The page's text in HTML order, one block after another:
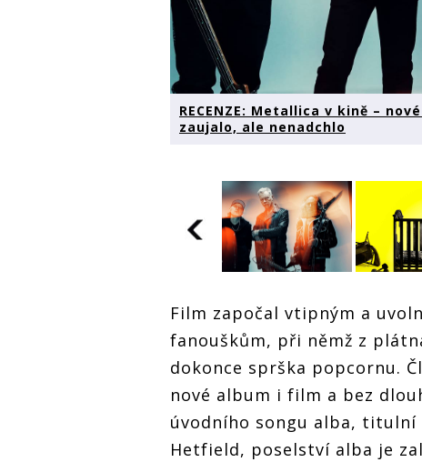
RECENZE: Metallica v kině –
zaujalo, ale nenadchlo
RECENZE: Metallica v
kině – nové album 72
Seasons na filmovém
plátně zaujalo, ale
nenadchlo
kině –
Film započal vtipným a
fanouškům, při němž z
dokonce sprška popcornu.
nové album i film a bez
úvodního songu alba, titulní
Hetfield, poselství alba je